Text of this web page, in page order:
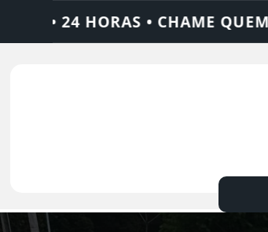
RESOLVE: AJAX SOLUÇÕES